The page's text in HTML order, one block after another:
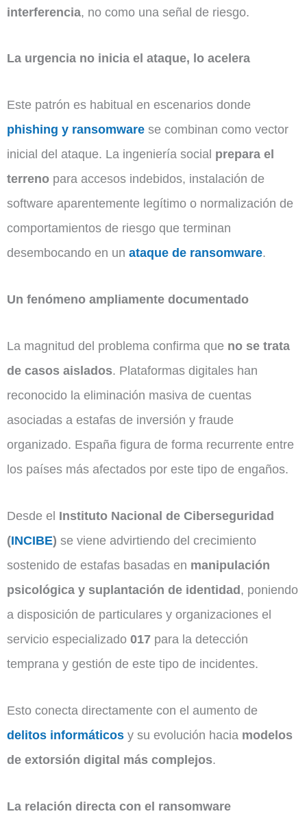
interferencia, no como una señal de riesgo.
La urgencia no inicia el ataque, lo acelera
Este patrón es habitual en escenarios donde
phishing y ransomware se combinan como vector
inicial del ataque. La ingeniería social prepara el
terreno para accesos indebidos, instalación de
software aparentemente legítimo o normalización de
comportamientos de riesgo que terminan
desembocando en un ataque de ransomware.
Un fenómeno ampliamente documentado
La magnitud del problema confirma que no se trata
de casos aislados. Plataformas digitales han
reconocido la eliminación masiva de cuentas
asociadas a estafas de inversión y fraude
organizado. España figura de forma recurrente entre
los países más afectados por este tipo de engaños.
Desde el Instituto Nacional de Ciberseguridad
(INCIBE) se viene advirtiendo del crecimiento
sostenido de estafas basadas en manipulación
psicológica y suplantación de identidad, poniendo
a disposición de particulares y organizaciones el
servicio especializado 017 para la detección
temprana y gestión de este tipo de incidentes.
Esto conecta directamente con el aumento de
delitos informáticos y su evolución hacia modelos
de extorsión digital más complejos.
La relación directa con el ransomware